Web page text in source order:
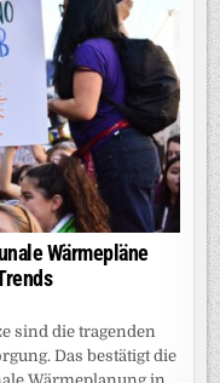
Wärmepläne
sind die tragenden
Das bestätigt die